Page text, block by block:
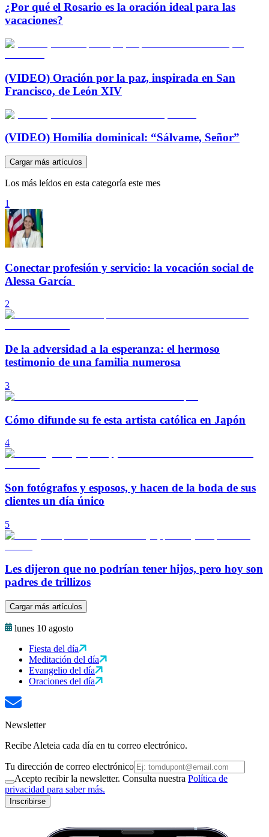
¿Por qué el Rosario es la oración ideal para las
vacaciones?
(VIDEO) Oración por la paz, inspirada en San
Francisco, de León XIV
(VIDEO) Homilía dominical: “Sálvame, Señor”
Cargar más artículos
Los más leídos en esta categoría este mes
1
Conectar profesión y servicio: la vocación social de
Alessa García
2
De la adversidad a la esperanza: el hermoso
testimonio de una familia numerosa
3
Cómo difunde su fe esta artista católica en Japón
4
Son fotógrafos y esposos, y hacen de la boda de sus
clientes un día único
5
Les dijeron que no podrían tener hijos, pero hoy son
padres de trillizos
Cargar más artículos
lunes 10 agosto
Fiesta del día
Meditación del día
Evangelio del día
Oraciones del día
Newsletter
Recibe Aleteia cada día en tu correo electrónico.
Tu dirección de correo electrónico
Acepto recibir la newsletter. Consulta nuestra Política de
privacidad para saber más.
Inscribirse